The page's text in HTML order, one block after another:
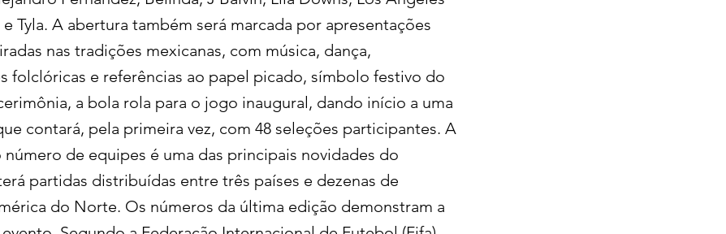
Tyla. A abertura também será marcada por apresentações
nas tradições mexicanas, com música, dança,
folclóricas e referências ao papel picado, símbolo festivo do
a bola rola para o jogo inaugural, dando início a uma
contará, pela primeira vez, com 48 seleções participantes. A
número de equipes é uma das principais novidades do
partidas distribuídas entre três países e dezenas de
do Norte. Os números da última edição demonstram a